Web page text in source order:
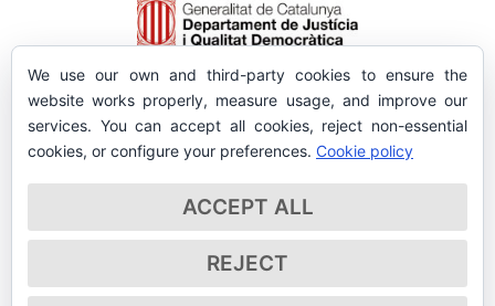
We use our own and third-party cookies to ensure the
website works properly, measure usage, and improve our
services. You can accept all cookies, reject non-essential
cookies, or configure your preferences. Cookie policy
ACCEPT ALL
REJECT